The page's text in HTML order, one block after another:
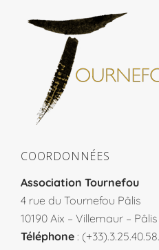
COORDONNÉES
Association Tournefou
4 rue du Tournefou Pâlis
10190 Aix – Villemaur – Pâlis
Téléphone :